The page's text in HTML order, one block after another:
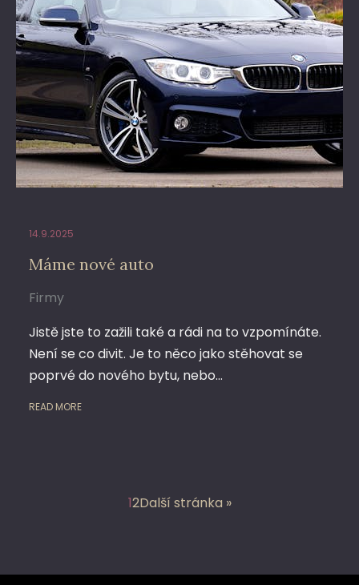
14.9.2025
Máme nové auto
Firmy
Jistě jste to zažili také a rádi na to vzpomínáte.
Není se co divit. Je to něco jako stěhovat se
poprvé do nového bytu, nebo…
READ MORE
12Další stránka »